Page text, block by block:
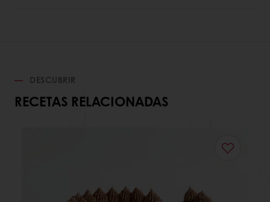
DESCUBRIR
RECETAS RELACIONADAS